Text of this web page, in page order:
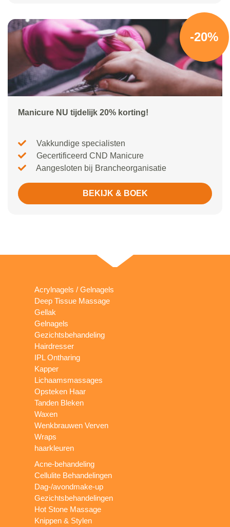
-20%
Manicure NU tijdelijk 20% korting!
Vakkundige specialisten
Gecertificeerd CND Manicure
Aangesloten bij Brancheorganisatie
BEKIJK & BOEK
Acrylnagels / Gelnagels
Deep Tissue Massage
Gellak
Gelnagels
Gezichtsbehandeling
Hairdresser
IPL Ontharing
Kapper
Lichaamsmassages
Opsteken Haar
Tanden Bleken
Waxen
Wenkbrauwen Verven
Wraps
haarkleuren
Acne-behandeling
Cellulite Behandelingen
Dag-/avondmake-up
Gezichtsbehandelingen
Hot Stone Massage
Knippen & Stylen